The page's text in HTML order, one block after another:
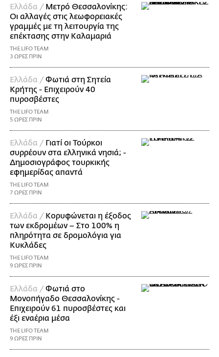
Ελλάδα / Μετρό Θεσσαλονίκης:
Οι αλλαγές στις λεωφορειακές
γραμμές με τη λειτουργία της
επέκτασης στην Καλαμαριά
THE LIFO TEAM
3 ΩΡΕΣ ΠΡΙΝ
Ελλάδα / Φωτιά στη Σητεία
Κρήτης - Επιχειρούν 40
πυροσβέστες
THE LIFO TEAM
5 ΩΡΕΣ ΠΡΙΝ
Ελλάδα / Γιατί οι Τούρκοι
συρρέουν στα ελληνικά νησιά; -
Δημοσιογράφος τουρκικής
εφημερίδας απαντά
THE LIFO TEAM
7 ΩΡΕΣ ΠΡΙΝ
Ελλάδα / Κορυφώνεται η έξοδος
των εκδρομέων – Στο 100% η
πληρότητα σε δρομολόγια για
Κυκλάδες
THE LIFO TEAM
9 ΩΡΕΣ ΠΡΙΝ
Ελλάδα / Φωτιά στο
Μονοπήγαδο Θεσσαλονίκης -
Επιχειρούν 61 πυροσβέστες και
έξι εναέρια μέσα
THE LIFO TEAM
9 ΩΡΕΣ ΠΡΙΝ